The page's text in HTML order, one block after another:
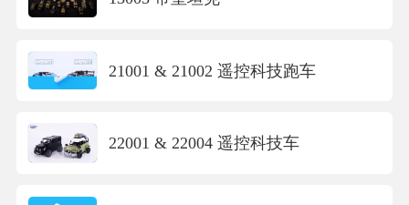
21001 & 21002 遥控科技跑车
22001 & 22004 遥控科技车